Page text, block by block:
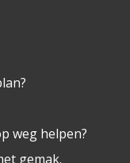
weg helpen?
gemak.